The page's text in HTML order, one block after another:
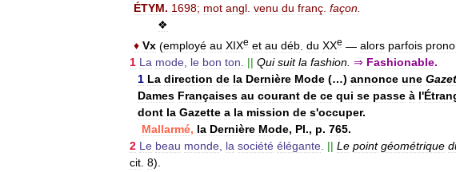
ÉTYM. 1698; mot angl venu du franç façon
❖
♦ Vx (employé au XIXe et au déb du XXe — alors parfois
1 La mode, le bon ton. || Qui suit la fashion. ⇒ Fashionable.
1 La direction de la Dernière Mode (…) annonce une
Dames Françaises au courant de ce qui se passe à l'
dont la Gazette a la mission de s'occuper.
Mallarmé, la Dernière Mode, Pl., p. 765.
2 Le beau monde, la société élégante. || Le point géométrique
cit. 8).